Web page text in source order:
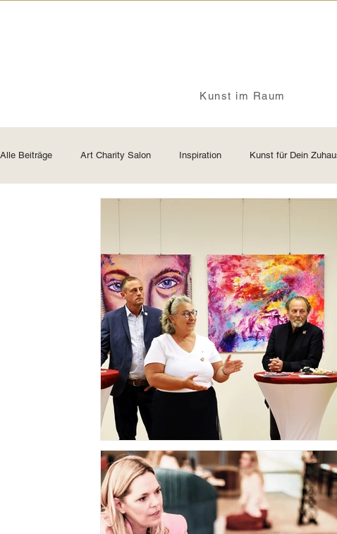
Kunst im Raum
Alle Beiträge Art Charity Salon Inspiration Kunst für Dein
Identität Kunst und Haltung